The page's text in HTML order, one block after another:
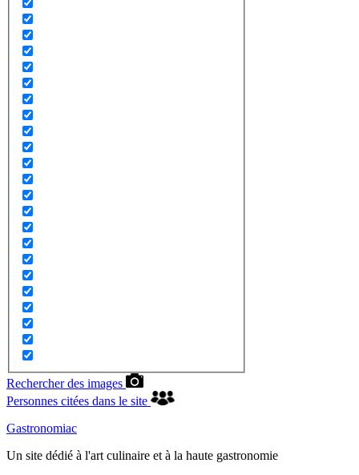
Rechercher des images
Personnes citées dans le site
Gastronomiac
Un site dédié à l'art culinaire et à la haute gastronomie